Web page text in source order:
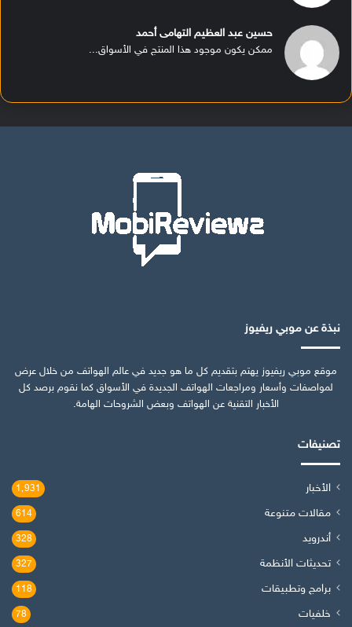
حسين عبد العظيم التهامى أحمد
ممكن يكون موجود هذا المنتج في الأسواق...
نبذة عن موبي ريفيوز
موقع موبي ريفيوز يهتم بتقديم كل ما هو جديد في عالم الهواتف من خلال عرض
لمواصفات وأسعار ومراجعات الهواتف الجديدة في الأسواق كما نقوم برصد كل
الأخبار التقنية عن الهواتف وبعض الشروحات الهامة.
تصنيفات
الأخبار 1٬931
مقالات متنوعة 614
أندرويد 328
تحديثات الأنظمة 327
برامج وتطبيقات 118
خلفيات 78